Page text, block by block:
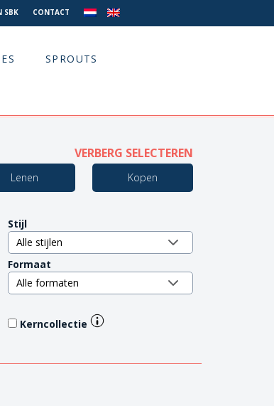
SBK CONTACT
SPROUTS
VERBERG SELECTEREN
Lenen Kopen
Stijl
Formaat
Kerncollectie